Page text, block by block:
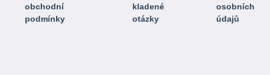
obchodní
podmínky
kladené
otázky
osobních
údajů